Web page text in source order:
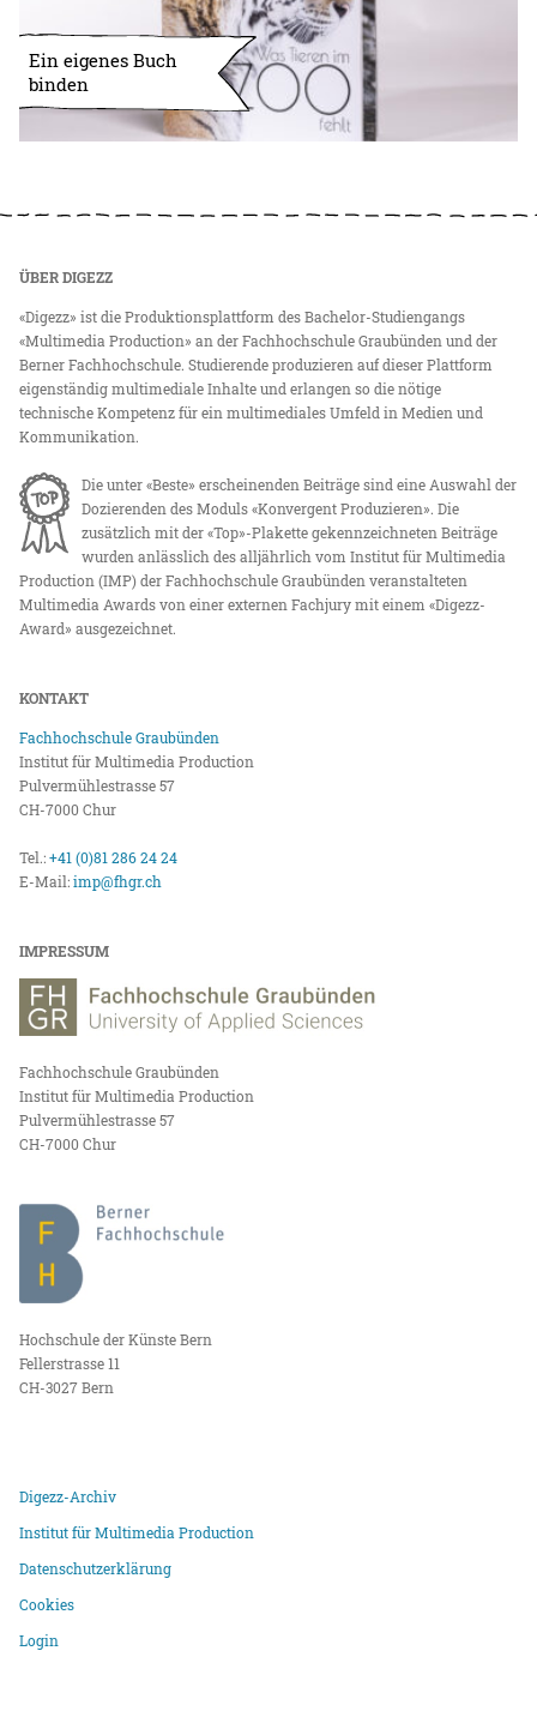
Ein eigenes Buch
binden
ÜBER DIGEZZ
«Digezz» ist die Produktionsplattform des Bachelor-Studiengangs
«Multimedia Production» an der Fachhochschule Graubünden und der
Berner Fachhochschule. Studierende produzieren auf dieser Plattform
eigenständig multimediale Inhalte und erlangen so die nötige
technische Kompetenz für ein multimediales Umfeld in Medien und
Kommunikation.
Die unter «Beste» erscheinenden Beiträge sind eine Auswahl der
Dozierenden des Moduls «Konvergent Produzieren». Die
zusätzlich mit der «Top»-Plakette gekennzeichneten Beiträge
wurden anlässlich des alljährlich vom Institut für Multimedia
Production (IMP) der Fachhochschule Graubünden veranstalteten
Multimedia Awards von einer externen Fachjury mit einem «Digezz-
Award» ausgezeichnet.
KONTAKT
Fachhochschule Graubünden
Institut für Multimedia Production
Pulvermühlestrasse 57
CH-7000 Chur
Tel.:+41 (0)81 286 24 24
E-Mail:imp@fhgr.ch
IMPRESSUM
Fachhochschule Graubünden
Institut für Multimedia Production
Pulvermühlestrasse 57
CH-7000 Chur
Hochschule der Künste Bern
Fellerstrasse 11
CH-3027 Bern
Digezz-Archiv
Institut für Multimedia Production
Datenschutzerklärung
Cookies
Login